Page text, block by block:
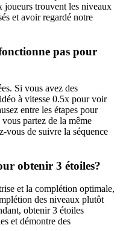
joueurs trouvent les niveaux
et avoir regardé notre
pas pour
Si vous avez des
à vitesse 0.5x pour voir
entre les étapes pour
partez de la même
vous de suivre la séquence
obtenir 3 étoiles?
et la complétion optimale,
des niveaux plutôt
obtenir 3 étoiles
et démontre des